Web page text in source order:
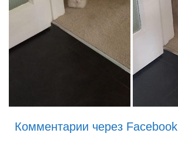
Комментарии через Facebook